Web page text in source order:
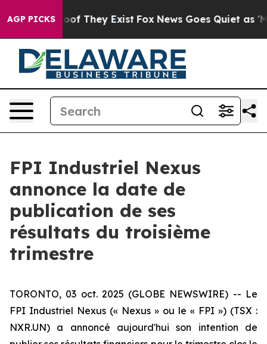
AGP PICKS
no Proof They Exist Fox News Goes Quiet as
FPI Industriel Nexus
annonce la date de
publication de ses
résultats du troisième
trimestre
TORONTO, 03 oct. 2025 (GLOBE NEWSWIRE) -- Le
FPI Industriel Nexus (« Nexus » ou le « FPI ») (TSX :
NXR.UN) a annoncé aujourd'hui son intention de